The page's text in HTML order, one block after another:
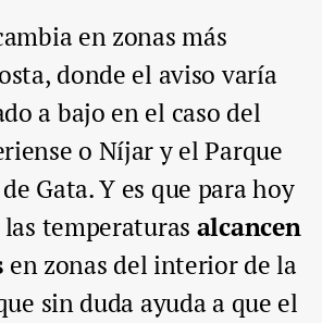
en zonas más
donde el aviso varía
a bajo en el caso del
o Níjar y el Parque
Gata. Y es que para hoy
las temperaturas alcancen
en zonas del interior de la
sin duda ayuda a que el